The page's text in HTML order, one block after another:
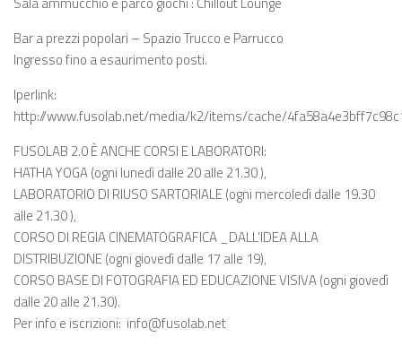
Bar a prezzi popolari – Spazio Trucco e Parrucco
Ingresso fino a esaurimento posti.
Iperlink:
http://www.fusolab.net/media/k2/items/cache/
FUSOLAB 2.0 È ANCHE CORSI E LABORATORI:
HATHA YOGA (ogni lunedì dalle 20 alle 21.30 ),
LABORATORIO DI RIUSO SARTORIALE (ogni mercoledì dalle 19.30
alle 21.30 ),
CORSO DI REGIA CINEMATOGRAFICA _DALL’IDEA ALLA
DISTRIBUZIONE (ogni giovedì dalle 17 alle 19),
CORSO BASE DI FOTOGRAFIA ED EDUCAZIONE VISIVA (ogni giovedì
dalle 20 alle 21.30).
Per info e iscrizioni: info@fusolab.net